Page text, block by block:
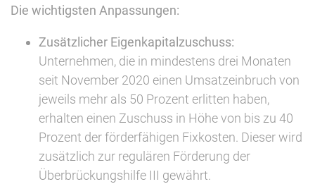
Die wichtigsten Anpassungen:
Zusätzlicher Eigenkapitalzuschuss:
Unternehmen, die in mindestens drei Monaten
seit November 2020 einen Umsatzeinbruch von
jeweils mehr als 50 Prozent erlitten haben,
erhalten einen Zuschuss in Höhe von bis zu 40
Prozent der förderfähigen Fixkosten. Dieser wird
zusätzlich zur regulären Förderung der
Überbrückungshilfe III gewährt.